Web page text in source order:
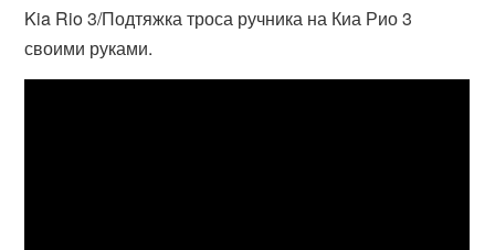
Kia Rio 3/Подтяжка троса ручника на Киа Рио 3
своими руками.